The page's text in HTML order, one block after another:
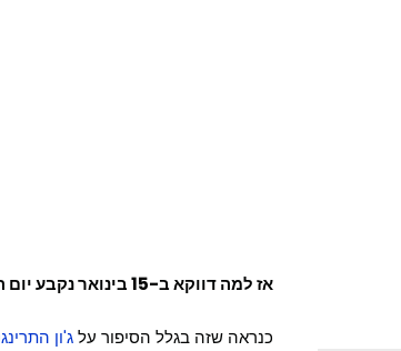
אז למה דווקא ב-15 בינואר נקבע יום הכובע?
כנראה שזה בגלל הסיפור עלג'ון